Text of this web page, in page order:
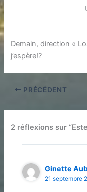
Demain, direction «
j’espère!?
PRÉCÉDENT
2 réflexions sur
Ginette
21 septembre